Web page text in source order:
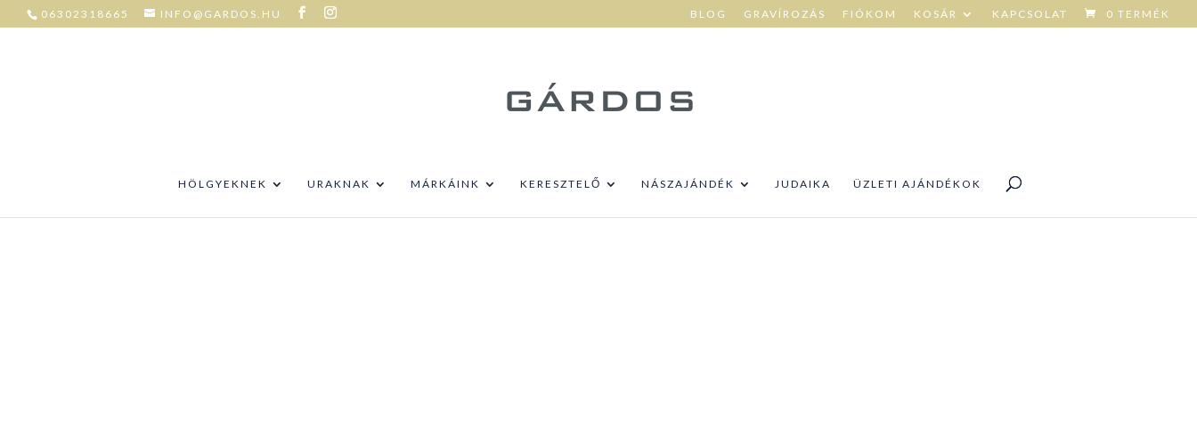
06302318665 INFO@GARDOS.HU BLOG GRAVÍROZÁS FIÓKOM KOSÁR KAPCSOLAT 0 TERMÉK
HÖLGYEKNEK URAKNAK MÁRKÁINK KERESZTELŐ NÁSZAJÁNDÉK JUDAIKA ÜZLETI AJÁNDÉKOK